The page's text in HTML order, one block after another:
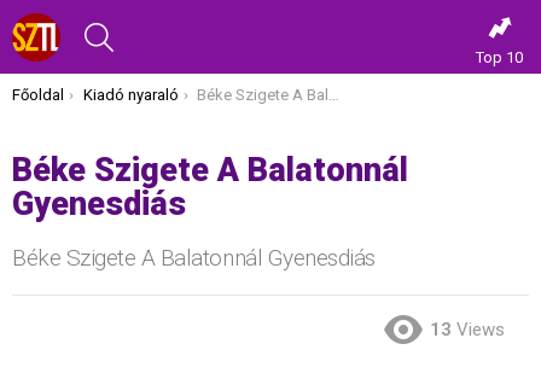
Top 10
Itt vagy most:
Főoldal Kiadó nyaraló Béke Szigete A Balatonnál Gyenesdiás
Béke Szigete A Balatonnál
Gyenesdiás
Béke Szigete A Balatonnál Gyenesdiás
13 Views